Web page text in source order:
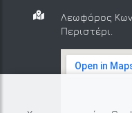
Λεωφόρος
Περιστέρι.